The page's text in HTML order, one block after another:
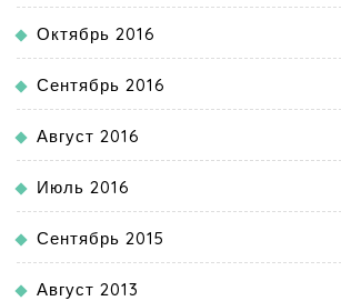
Октябрь 2016
Сентябрь 2016
Август 2016
Июль 2016
Сентябрь 2015
Август 2013